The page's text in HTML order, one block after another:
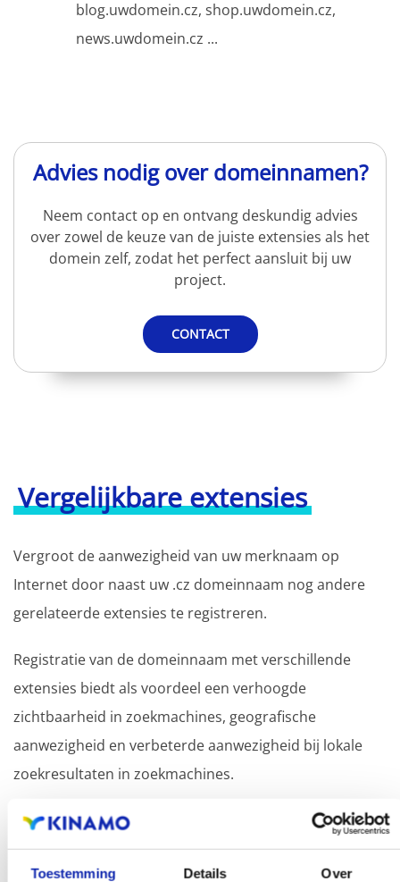
Toestemming Details Over
blog.uwdomein.cz, shop.uwdomein.cz,
news.uwdomein.cz ...
Advies nodig over domeinnamen?
Neem contact op en ontvang deskundig advies
over zowel de keuze van de juiste extensies als het
domein zelf, zodat het perfect aansluit bij uw
project.
CONTACT
Vergelijkbare extensies
Vergroot de aanwezigheid van uw merknaam op
Internet door naast uw .cz domeinnaam nog andere
gerelateerde extensies te registreren.
Registratie van de domeinnaam met verschillende
extensies biedt als voordeel een verhoogde
zichtbaarheid in zoekmachines, geografische
aanwezigheid en verbeterde aanwezigheid bij lokale
zoekresultaten in zoekmachines.
Registreer uw domeinnamen